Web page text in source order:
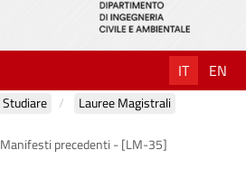
IT EN
Studiare
Lauree Magistrali
precedenti - [LM-35]